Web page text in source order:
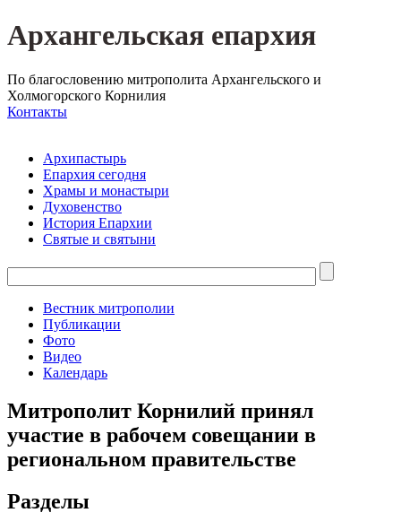
Архангельская епархия
По благословению митрополита Архангельского и
Холмогорского Корнилия
Контакты
Архипастырь
Епархия сегодня
Храмы и монастыри
Духовенство
История Епархии
Святые и святыни
Вестник митрополии
Публикации
Фото
Видео
Календарь
Митрополит Корнилий принял
участие в рабочем совещании в
региональном правительстве
Разделы